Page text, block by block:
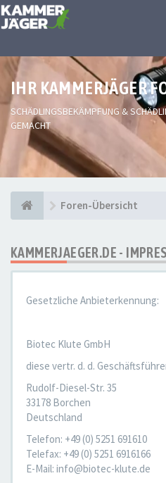
IHR KAMMERJÄGER
SCHÄDLINGSBEKÄMPFUNG &
GEMACHT
Foren-Übersicht
KAMMERJAEGER.DE -
Gesetzliche Anbieterkennung:
Biotec Klute GmbH
diese vertr. d. d.
Rudolf-Diesel-Str. 35
33178 Borchen
Deutschland
Telefon: +49 (0) 5251 691610
Telefax: +49 (0) 5251 6916166
E-Mail: info@biotec-klute.de